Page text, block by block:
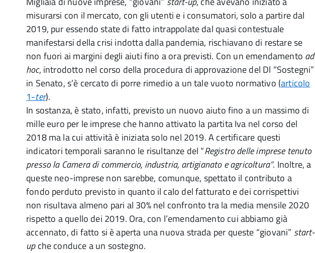
misurarsi con il mercato, con gli utenti e i consumatori, solo a partire dal
2019, pur essendo state di fatto intrappolate dal quasi contestuale
manifestarsi della crisi indotta dalla pandemia, rischiavano di restare se
non fuori ai margini degli aiuti fino a ora previsti. Con un emendamento ad
hoc, introdotto nel corso della procedura di approvazione del Dl “Sostegni”
in Senato, s’è cercato di porre rimedio a un tale vuoto normativo (articolo
1-ter).
In sostanza, è stato, infatti, previsto un nuovo aiuto fino a un massimo di
mille euro per le imprese che hanno attivato la partita Iva nel corso del
2018 ma la cui attività è iniziata solo nel 2019. A certificare questi
indicatori temporali saranno le risultanze del “Registro delle imprese tenuto
presso la Camera di commercio, industria, artigianato e agricoltura”. Inoltre, a
queste neo-imprese non sarebbe, comunque, spettato il contributo a
fondo perduto previsto in quanto il calo del fatturato e dei corrispettivi
non risultava almeno pari al 30% nel confronto tra la media mensile 2020
rispetto a quello dei 2019. Ora, con l’emendamento cui abbiamo già
accennato, di fatto si è aperta una nuova strada per queste “giovani” start-
upche conduce a un sostegno.